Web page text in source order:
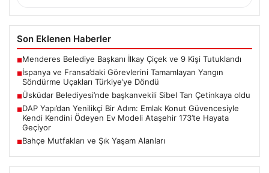
Son Eklenen Haberler
■Menderes Belediye Başkanı İlkay Çiçek ve 9 Kişi Tutuklandı
■İspanya ve Fransa’daki Görevlerini Tamamlayan Yangın
Söndürme Uçakları Türkiye’ye Döndü
■Üsküdar Belediyesi’nde başkanvekili Sibel Tan Çetinkaya oldu
■DAP Yapı’dan Yenilikçi Bir Adım: Emlak Konut Güvencesiyle
Kendi Kendini Ödeyen Ev Modeli Ataşehir 173’te Hayata
Geçiyor
■Bahçe Mutfakları ve Şık Yaşam Alanları